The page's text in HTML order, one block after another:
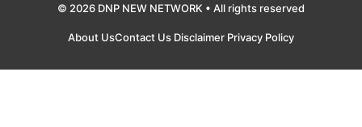
© 2026 DNP NEW NETWORK • All rights reserved
About UsContact Us Disclaimer Privacy Policy